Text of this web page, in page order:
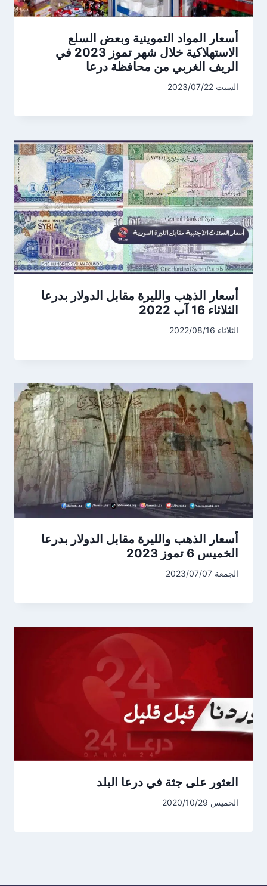
أسعار المواد التموينية وبعض السلع
الاستهلاكية خلال شهر تموز 2023 في
الريف الغربي من محافظة درعا
السبت 2023/07/22
أسعار الذهب والليرة مقابل الدولار بدرعا
الثلاثاء 16 آب 2022
الثلاثاء 2022/08/16
أسعار الذهب والليرة مقابل الدولار بدرعا
الخميس 6 تموز 2023
الجمعة 2023/07/07
العثور على جثة في درعا البلد
الخميس 2020/10/29